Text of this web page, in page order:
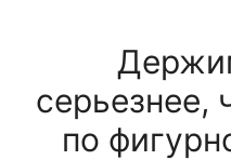
серьезнее,
по